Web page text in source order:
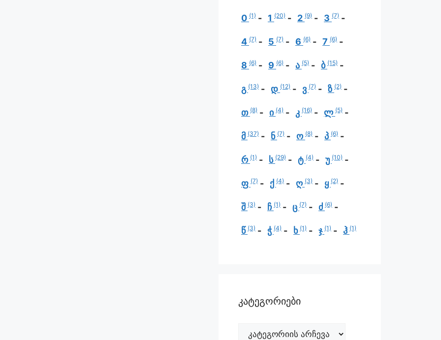
0 (1) 1 (20) 2 (9) 3 (7)
4 (7) 5 (7) 6 (6) 7 (6)
8 (6) 9 (6) ა (5) ბ (15)
გ (13) დ (12) ვ (7) ზ (2)
თ (8) ი (4) კ (16) ლ (5)
მ (37) ნ (7) ო (8) პ (6)
რ (1) ს (29) ტ (4) უ (10)
ფ (7) ქ (4) ღ (3) ყ (2)
შ (3) ჩ (1) ც (7) ძ (6)
წ (3) ჭ (4) ხ (1) ჯ (1) ჰ (1)
კატეგორიები